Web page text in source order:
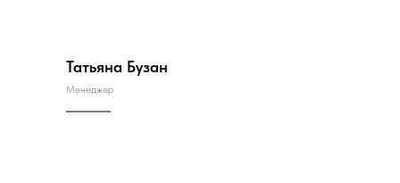
Татьяна Бузан
Менеджер